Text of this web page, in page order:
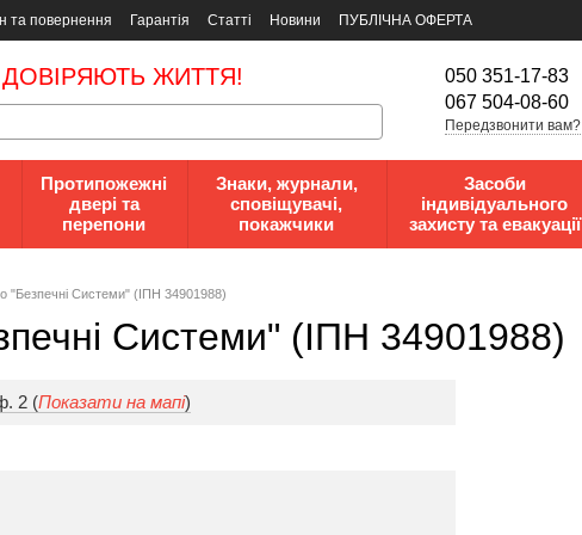
та повернення Гарантія Статті Новини
ПУБЛІЧНА ОФЕРТА
ЖИТТЯ!
050 351-17-83
067 504-08-60
Передзвонити вам?
Протипожежні
двері та
перепони
Знаки, журнали,
сповіщувачі,
покажчики
Засоби
індивідуального
захисту та евакуації
"Безпечні Системи" (ІПН 34901988)
Системи" (ІПН 34901988)
2 (Показати на мапі)